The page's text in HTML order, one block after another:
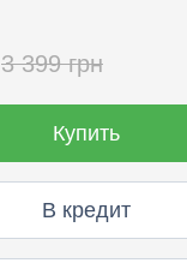
3 399 грн
Купить
В кредит